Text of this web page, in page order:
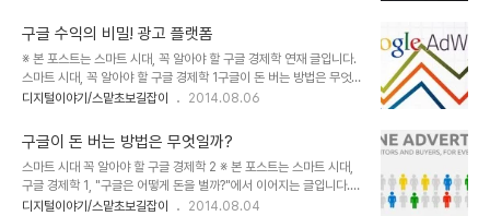
두고 있을 뿐만 아니라 당연히 구체적..
만) 누구에게나 통하는 키워드가 있습니다. 특히나 디지털 환경에 익
숙지 않은 분들은 반드시 기억해야 할 키워드입니다. 지금과 같은 스마
트폰의 사용 형태도 그리 멀지 않은 시간 안에 변할 것이라고 예상됩니
다만, 그런 변화 속에서도 변하지 않을 키워드라고 생각합니다. 그건
다름 아닌 키워드(Keyword)입니다. 고작 이걸 말하려고 그리 뜸을
얘깁니다. 더구나 인터넷 정보..
구글 수익의 비밀! 광고 플랫폼
※ 본 포스트는 스마트 시대, 꼭 알아야 할 구글 경제학 연재 글입니다.
스마트 시대, 꼭 알아야 할 구글 경제학 1구글이 돈 버는 방법은 무엇
일까? 구글은 아직 돈벌이가 되지 않음에도 미래를 장기적으로 바라보
에 공격적으로 투자하고 있습니다. 적잖은 비용이 소요되는 이러한 사
업 전개가 가능한 배경에는 넘쳐나는 현금 수입 때문입니다. 그 수입의
대부분이 광고입니다. 현재까지는. 이전 포스트에 이어 구글이 벌어들
이는 광고수입을 위한 두 시스템인 애드워즈와 애드센스에 대해 알아
보려고 합니다. 앞선 포스트에서 간략히 말씀드렸듯이 애드워즈는 광
디지털이야기/스맡초보길잡이 2014.08.06
구글이 돈 버는 방법은 무엇일까?
스마트 시대 꼭 알아야 할 구글 경제학 2 ※ 본 포스트는 스마트 시대,
구글 경제학 1, "구글은 어떻게 돈을 벌까?"에서 이어지는 글입니다.
기업의 목적을 정의할 때 보통 이윤추구라고 하죠. 좀 더 심하게는 이
디지털이야기/스맡초보길잡이 2014.08.04